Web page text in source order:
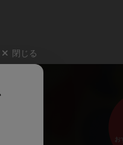
閉じる
お